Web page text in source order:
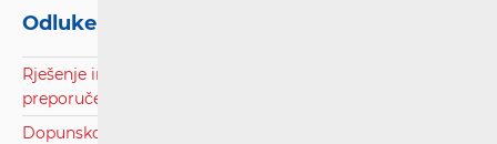
Odluke i rješenja
Rješenje inspektora vezano uz ispis obavijesti za
preporučene pošiljke na dostavi - HP d.d.pdf
Dopunsko rješenje Općina Bizovac.pdf